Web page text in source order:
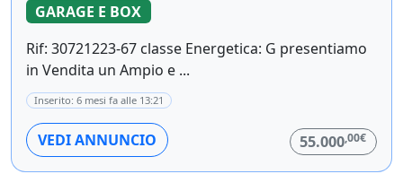
GARAGE E BOX
Rif: 30721223-67 classe Energetica: G presentiamo
in Vendita un Ampio e ...
Inserito: 6 mesi fa alle 13:21
VEDI ANNUNCIO 55.000,00€